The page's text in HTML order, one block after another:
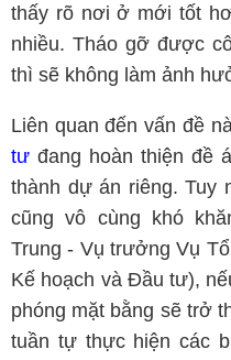
thấy rõ nơi ở mới tốt
nhiều. Tháo gỡ được
thì sẽ không làm ảnh
Liên quan đến vấn đề
tư đang hoàn thiện đề
thành dự án riêng. Tuy
cũng vô cùng khó
Trung - Vụ trưởng Vụ
Kế hoạch và Đầu tư),
phóng mặt bằng sẽ trở
tuần tự thực hiện các